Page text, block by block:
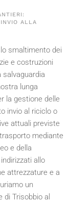
ALLA
smaltimento dei
e costruzioni
salvaguardia
lunga
la gestione delle
invio al riciclo o
attuali previste
mediante
e della
allo
attrezzature e a
un
Trisobbio al